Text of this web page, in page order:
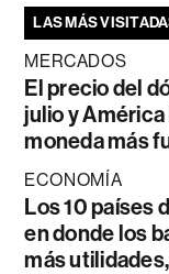
LAS MÁS
MERCADOS
El precio del
julio y
moneda más
ECONOMÍA
Los 10 países
en donde los
más